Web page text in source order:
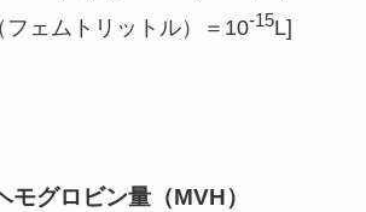
フェムトリットル）＝10-15L]
グロビン量（MVH）